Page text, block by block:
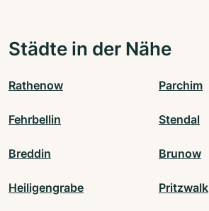
Städte in der Nähe
Rathenow Parchim
Fehrbellin Stendal
Breddin Brunow
Heiligengrabe Pritzwalk